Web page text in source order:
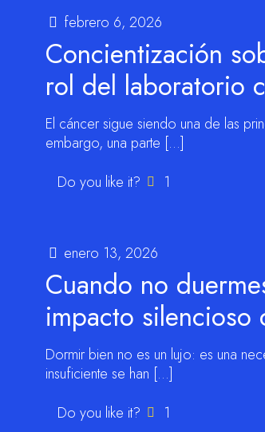
febrero 6, 2026
Concientización
rol del laboratorio
El cáncer sigue siendo una de las
embargo, una parte […]
Do you like it?
1
enero 13, 2026
Cuando no
impacto silencioso
Dormir bien no es un lujo: es una
insuficiente se han […]
Do you like it?
1